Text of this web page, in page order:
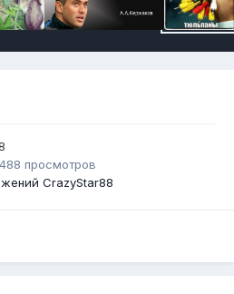
488 просмотров
CrazyStar88